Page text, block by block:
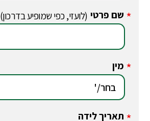
* שם פרטי (לועזי, כפי שמופיע בדרכון)
* מין
תאריך לידה